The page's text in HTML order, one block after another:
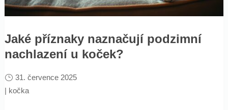
Jaké příznaky naznačují podzimní
nachlazení u koček?
31. července 2025
| kočka